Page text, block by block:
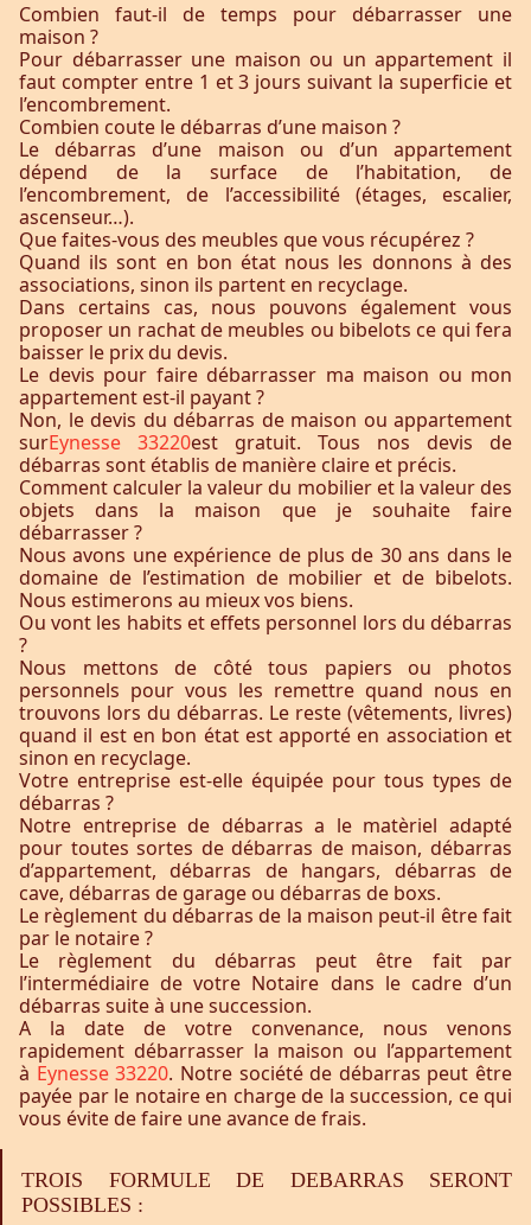
Combien faut-il de temps pour débarrasser une
maison ?
Pour débarrasser une maison ou un appartement il
faut compter entre 1 et 3 jours suivant la superficie et
l’encombrement.
Combien coute le débarras d’une maison ?
Le débarras d’une maison ou d’un appartement
dépend de la surface de l’habitation, de
l’encombrement, de l’accessibilité (étages, escalier,
ascenseur…).
Que faites-vous des meubles que vous récupérez ?
Quand ils sont en bon état nous les donnons à des
associations, sinon ils partent en recyclage.
Dans certains cas, nous pouvons également vous
proposer un rachat de meubles ou bibelots ce qui fera
baisser le prix du devis.
Le devis pour faire débarrasser ma maison ou mon
appartement est-il payant ?
Non, le devis du débarras de maison ou appartement
surEynesse 33220est gratuit. Tous nos devis de
débarras sont établis de manière claire et précis.
Comment calculer la valeur du mobilier et la valeur des
objets dans la maison que je souhaite faire
débarrasser ?
Nous avons une expérience de plus de 30 ans dans le
domaine de l’estimation de mobilier et de bibelots.
Nous estimerons au mieux vos biens.
Ou vont les habits et effets personnel lors du débarras
?
Nous mettons de côté tous papiers ou photos
personnels pour vous les remettre quand nous en
trouvons lors du débarras. Le reste (vêtements, livres)
quand il est en bon état est apporté en association et
sinon en recyclage.
Votre entreprise est-elle équipée pour tous types de
débarras ?
Notre entreprise de débarras a le matèriel adapté
pour toutes sortes de débarras de maison, débarras
d’appartement, débarras de hangars, débarras de
cave, débarras de garage ou débarras de boxs.
Le règlement du débarras de la maison peut-il être fait
par le notaire ?
Le règlement du débarras peut être fait par
l’intermédiaire de votre Notaire dans le cadre d’un
débarras suite à une succession.
A la date de votre convenance, nous venons
rapidement débarrasser la maison ou l’appartement
à Eynesse 33220. Notre société de débarras peut être
payée par le notaire en charge de la succession, ce qui
vous évite de faire une avance de frais.
TROIS FORMULE DE DEBARRAS SERONT
POSSIBLES :